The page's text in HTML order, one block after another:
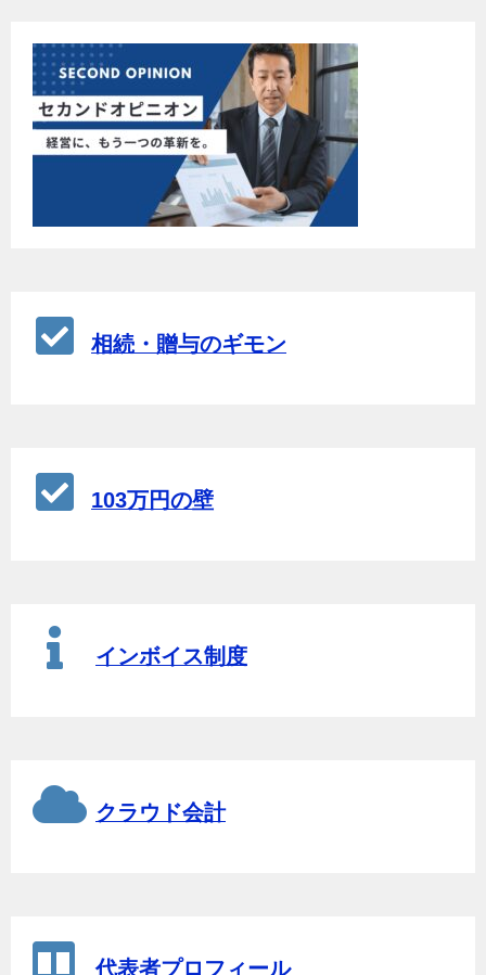
相続・贈与のギモン
103万円の壁
インボイス制度
クラウド会計
代表者プロフィール